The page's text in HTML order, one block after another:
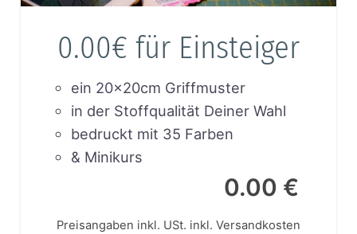
0.00€ für Einsteiger
ein 20x20cm Griffmuster
in der Stoffqualität Deiner Wahl
bedruckt mit 35 Farben
& Minikurs
0.00 €
Preisangaben inkl. USt. inkl. Versandkosten